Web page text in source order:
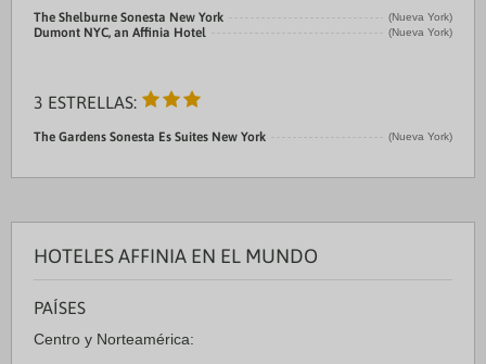
The Shelburne Sonesta New York (Nueva York)
Dumont NYC, an Affinia Hotel (Nueva York)
3 ESTRELLAS:
The Gardens Sonesta Es Suites New York (Nueva York)
HOTELES AFFINIA EN EL MUNDO
PAÍSES
Centro y Norteamérica: